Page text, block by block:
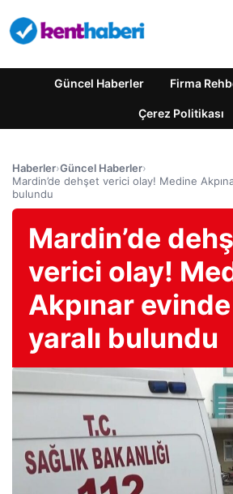
Güncel Haberler Firma
Çerez Politikası
Haberler›Güncel Haberler›
Mardin’de dehşet verici olay! Medine
bulundu
Mardin’de
verici olay!
Akpınar
yaralı bulundu